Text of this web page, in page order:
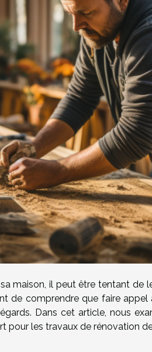
maison, il peut être tentant de
de comprendre que faire appel
Dans cet article, nous
pour les travaux de rénovation